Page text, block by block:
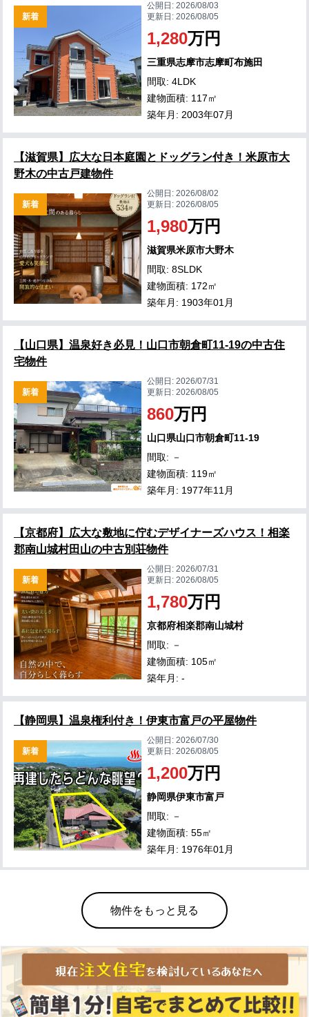
新着
公開日:2026/08/03
更新日:2026/08/05
1,280万円
三重県志摩市志摩町布施田
間取: 4LDK
建物面積: 117㎡
築年月: 2003年07月
【滋賀県】広大な日本庭園とドッグラン付き！米原市大
野木の中古戸建物件
新着
公開日:2026/08/02
更新日:2026/08/05
1,980万円
滋賀県米原市大野木
間取: 8SLDK
建物面積: 172㎡
築年月: 1903年01月
【山口県】温泉好き必見！山口市朝倉町11-19の中古住
宅物件
新着
公開日:2026/07/31
更新日:2026/08/05
860万円
山口県山口市朝倉町11-19
間取: －
建物面積: 119㎡
築年月: 1977年11月
【京都府】広大な敷地に佇むデザイナーズハウス！相楽
郡南山城村田山の中古別荘物件
新着
公開日:2026/07/31
更新日:2026/08/05
1,780万円
京都府相楽郡南山城村
間取: －
建物面積: 105㎡
築年月: -
【静岡県】温泉権利付き！伊東市富戸の平屋物件
新着
公開日:2026/07/30
更新日:2026/08/05
1,200万円
静岡県伊東市富戸
間取: －
建物面積: 55㎡
築年月: 1976年01月
物件をもっと見る